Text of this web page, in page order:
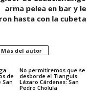
arma pelea en bar y le
hasta con la cubeta
Más del autor
de
San
No permitiremos que se
desborde el Tianguis
Lázaro Cárdenas: San
Pedro Cholula